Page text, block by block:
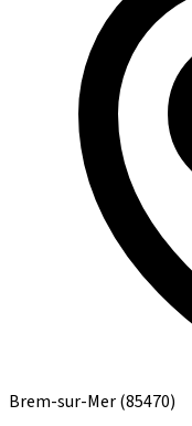
Brem-sur-Mer(85470)